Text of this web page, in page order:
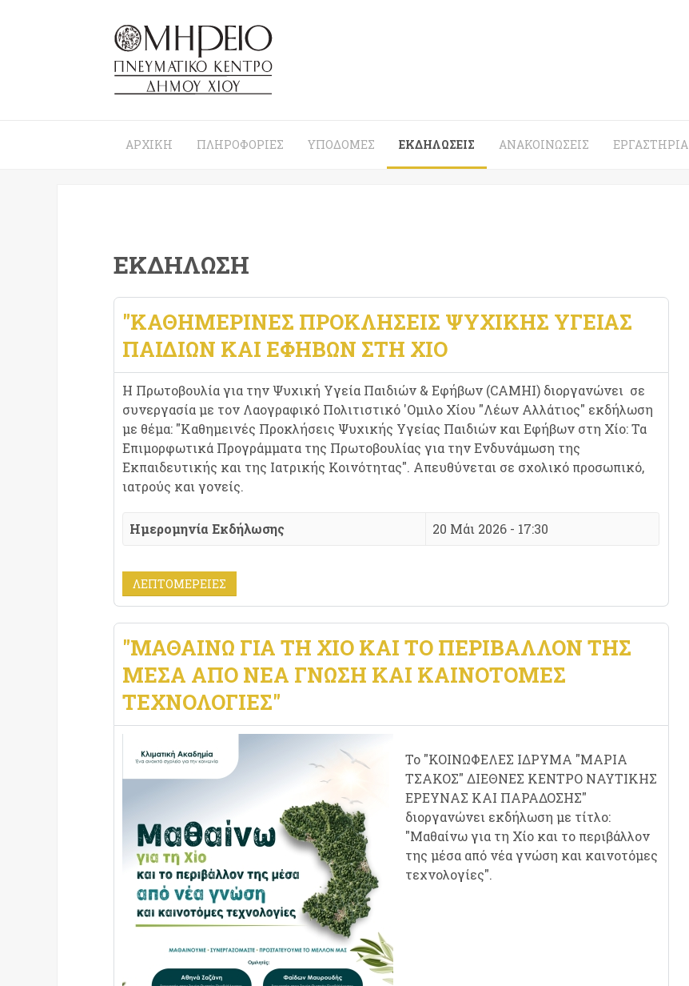
ΑΡΧΙΚΉ ΠΛΗΡΟΦΟΡΊΕΣ ΥΠΟΔΟΜΈΣ ΕΚΔΗΛΏΣΕΙΣ ΑΝΑΚΟΙΝΏΣΕΙΣ ΕΡΓΑΣΤΉΡΙΑ
ΕΚΔΉΛΩΣΗ
"ΚΑΘΗΜΕΡΙΝΈΣ ΠΡΟΚΛΉΣΕΙΣ ΨΥΧΙΚΉΣ ΥΓΕΊΑΣ
ΠΑΙΔΙΏΝ ΚΑΙ ΕΦΉΒΩΝ ΣΤΗ ΧΊΟ
Η Πρωτοβουλία για την Ψυχική Υγεία Παιδιών & Εφήβων (CAMHI) διοργανώνει σε
συνεργασία με τον Λαογραφικό Πολιτιστικό 'Ομιλο Χίου "Λέων Αλλάτιος" εκδήλωση
με θέμα: "Καθημεινές Προκλήσεις Ψυχικής Υγείας Παιδιών και Εφήβων στη Χίο: Τα
Επιμορφωτικά Προγράμματα της Πρωτοβουλίας για την Ενδυνάμωση της
Εκπαιδευτικής και της Ιατρικής Κοινότητας". Απευθύνεται σε σχολικό προσωπικό,
ιατρούς και γονείς.
Ημερομηνία Εκδήλωσης 20 Μάι 2026 - 17:30
ΛΕΠΤΟΜΈΡΕΙΕΣ
"ΜΑΘΑΊΝΩ ΓΙΑ ΤΗ ΧΊΟ ΚΑΙ ΤΟ ΠΕΡΙΒΆΛΛΟΝ ΤΗΣ
ΜΈΣΑ ΑΠΌ ΝΈΑ ΓΝΏΣΗ ΚΑΙ ΚΑΙΝΟΤΌΜΕΣ
ΤΕΧΝΟΛΟΓΊΕΣ"
Το "ΚΟΙΝΩΦΕΛΕΣ ΙΔΡΥΜΑ "ΜΑΡΙΑ
ΤΣΑΚΟΣ" ΔΙΕΘΝΕΣ ΚΕΝΤΡΟ ΝΑΥΤΙΚΗΣ
ΕΡΕΥΝΑΣ ΚΑΙ ΠΑΡΑΔΟΣΗΣ"
διοργανώνει εκδήλωση με τίτλο:
"Μαθαίνω για τη Χίο και το περιβάλλον
της μέσα από νέα γνώση και καινοτόμες
τεχνολογίες".